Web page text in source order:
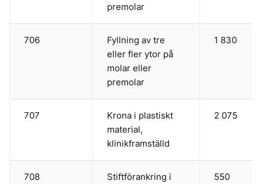
premolar
706
Fyllning av tre
eller fler ytor på
molar eller
premolar
1 830
707
Krona i plastiskt
material,
klinikframställd
2 075
708
Stiftförankring i
550